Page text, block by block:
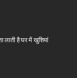
लाती है घर में खुशियां